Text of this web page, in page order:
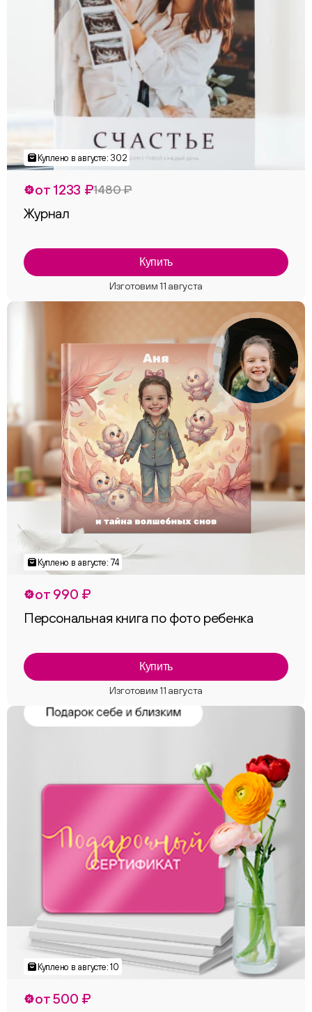
от 1233 ₽1480 ₽
Журнал
Купить
от 990 ₽
Персональная книга по фото ребенка
Купить
от 500 ₽